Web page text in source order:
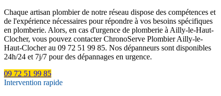
Chaque artisan plombier de notre réseau dispose des compétences et
de l'expérience nécessaires pour répondre à vos besoins spécifiques
en plomberie. Alors, en cas d'urgence de plomberie à Ailly-le-Haut-
Clocher, vous pouvez contacter ChronoServe Plombier Ailly-le-
Haut-Clocher au 09 72 51 99 85. Nos dépanneurs sont disponibles
24h/24 et 7j/7 pour des dépannages en urgence.
09 72 51 99 85
Intervention rapide